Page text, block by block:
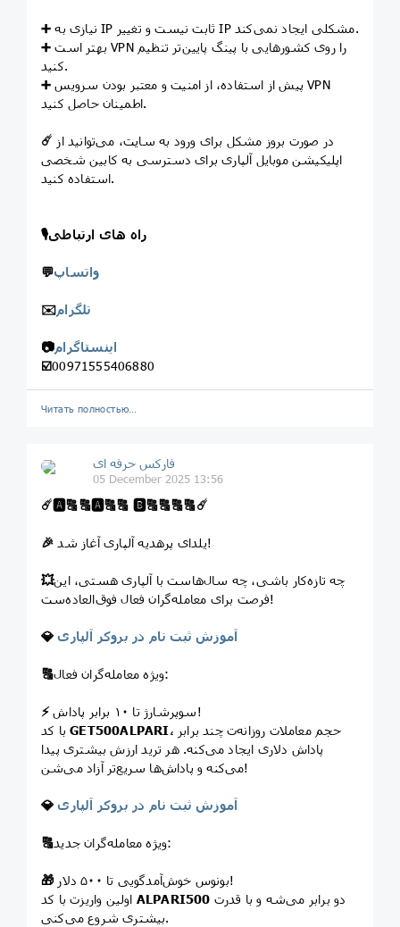
➕
نیازی به IP ثابت نیست و تغییر IP مشکلی ایجاد نمی‌کند.
➕ بهتر است VPN را روی کشورهایی با پینگ پایین‌تر تنظیم
کنید.
➕ پیش از استفاده، از امنیت و معتبر بودن سرویس VPN
اطمینان حاصل کنید.
☄️
اپلیکیشن موبایل آلپاری برای دسترسی به کابین شخصی
استفاده کنید.
🎙راه های ارتباطی
💬واتساپ
✉️تلگرام
📷اینستاگرام
☑️00971555406880
Читать полностью…
فارکس حرفه ای
05 December 2025 13:56
☄️🅰️🔠🔠🅰️🔠🔠 🅱️🔠🔠🔠🔠☄️
🎉 یلدای پرهدیه آلپاری آغاز شد!
💥چه تازه‌کار باشی، چه سال‌هاست با آلپاری هستی، این
فرصت برای معامله‌گران فعال فوق‌العاده‌ست!
💎 آموزش ثبت نام در بروکر آلپاری
🔠 ویژه معامله‌گران فعال:
⚡️
سوپرشارژ تا ۱۰ برابر پاداش!
با کدGET500ALPARI، حجم معاملات روزانه‌ت چند برابر
پاداش دلاری ایجاد می‌کنه. هر ترید ارزش بیشتری پیدا
می‌کنه و پاداش‌ها سریع‌تر آزاد می‌شن!
💎 آموزش ثبت نام در بروکر آلپاری
🔠 ویژه معامله‌گران جدید:
🎁
بونوس خوش‌آمدگویی تا ۵۰۰ دلار!
ALPARI500
بیشتری شروع می‌کنی.